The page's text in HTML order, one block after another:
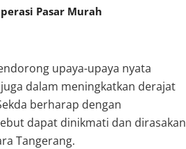
Pasar Murah
upaya-upaya nyata
dalam meningkatkan derajat
berharap dengan
dapat dinikmati dan dirasakan
Tangerang.